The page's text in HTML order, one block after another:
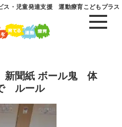
ス・児童発達支援 運動療育こどもプラス
新聞紙 ボール鬼 体
ルール